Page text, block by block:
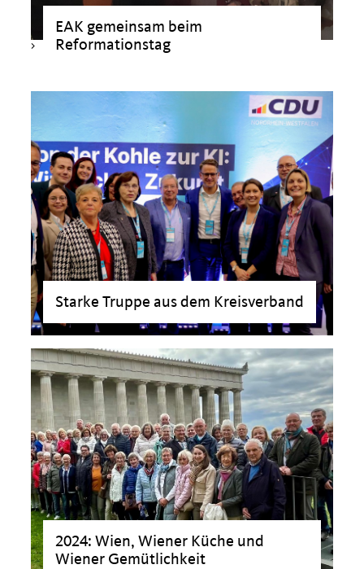
EAK gemeinsam beim
Reformationstag
>
Starke Truppe aus dem Kreisverband
2024: Wien, Wiener Küche und
Wiener Gemütlichkeit